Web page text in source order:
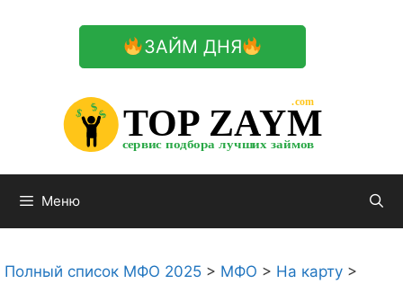
ЗАЙМ ДНЯ
TOP ZAYM
сервис подбора лучших займов
.com
$
$
$
Меню
Полный список МФО 2025 > МФО > На карту >